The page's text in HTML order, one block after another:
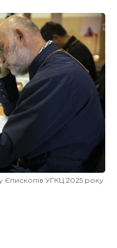
Єпископів УГКЦ 2025 року